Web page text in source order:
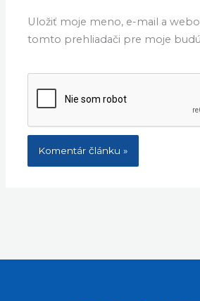
Uložiť moje meno, e-mail a
tomto prehliadači pre moje